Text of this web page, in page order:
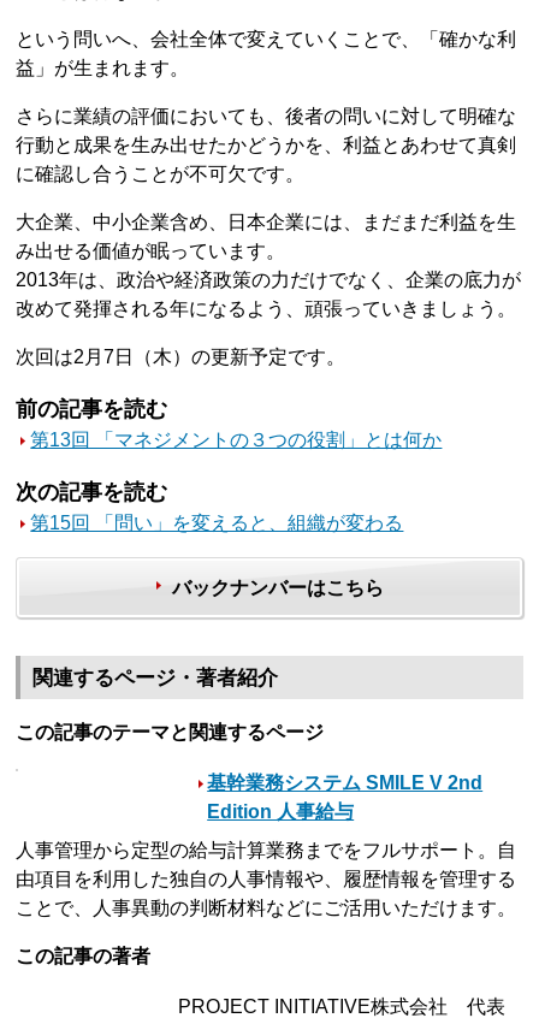
という問いへ、会社全体で変えていくことで、「確かな利
益」が生まれます。
さらに業績の評価においても、後者の問いに対して明確な
行動と成果を生み出せたかどうかを、利益とあわせて真剣
に確認し合うことが不可欠です。
大企業、中小企業含め、日本企業には、まだまだ利益を生
み出せる価値が眠っています。
2013年は、政治や経済政策の力だけでなく、企業の底力が
改めて発揮される年になるよう、頑張っていきましょう。
次回は2月7日（木）の更新予定です。
前の記事を読む
第13回 「マネジメントの３つの役割」とは何か
次の記事を読む
第15回 「問い」を変えると、組織が変わる
バックナンバーはこちら
関連するページ・著者紹介
この記事のテーマと関連するページ
基幹業務システム SMILE V 2nd
Edition 人事給与
人事管理から定型の給与計算業務までをフルサポート。自
由項目を利用した独自の人事情報や、履歴情報を管理する
ことで、人事異動の判断材料などにご活用いただけます。
この記事の著者
PROJECT INITIATIVE株式会社 代表